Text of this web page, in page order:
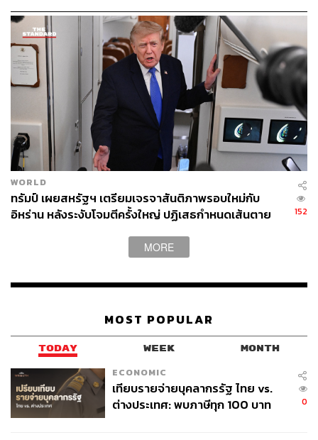
เติบโตของประชากรที่ ‘ล้นหลาม’ (Overwhelming)
ในแถลงการณ์เมื่อสัปดาห์ที่แล้ว พรรค SVP ระบุว่าการลง
คะแนนเสียงเห็นชอบกับการจำกัดจำนวนประชากรจะยังคง
อนุญาตให้มีผู้ย้ายถิ่นฐานเข้าสู่สวิตเซอร์แลนด์ได้ 40,000 คน
ด้าน ปิเอโร มาร์เคซี สมาชิกสภานิติบัญญัติ กล่าวว่าการ
เติบโตของประชากรได้ก่อให้เกิดปัญหาต่อการบริการ
สาธารณะ ค่าจ้าง ราคาค่าเช่า การศึกษา และตลาดแรงงาน
ในทางกลับกัน บรรดาบริษัทที่มีสำนักงานใหญ่ในสวิตเซอร์
บั่นทอนความสามารถในการแข่งขันของประเทศ และสร้าง
การเติบโตที่ชะลอตัว ค่าเงินที่พุ่งสูงขึ้น ภาวะเงินเฟ้อชะลอตัว
(disinflation) และนโยบายกำแพงภาษีของ โดนัลด์ ทรัมป์
ประธานาธิบดีสหรัฐฯ
Economiesuisse ซึ่งเป็นองค์กรการค้าที่มีสมาชิกกว่า
WORLD
ทรัมป์ เผยสหรัฐฯ เตรียมเจรจาสันติภาพรอบใหม่กับ
อิหร่าน หลังระงับโจมตีครั้งใหญ่ ปฏิเสธกำหนดเส้นตาย
152
MORE
MOST POPULAR
TODAY WEEK MONTH
ECONOMIC
เทียบรายจ่ายบุคลากรรัฐ ไทย vs.
ต่างประเทศ: พบภาษีทุก 100 บาท
0